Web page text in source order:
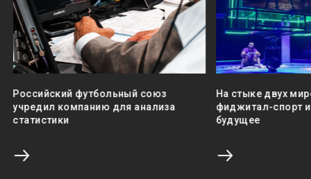
Российский футбольный союз
учредил компанию для анализа
статистики
На стыке двух
фиджитал-спорт
будущее